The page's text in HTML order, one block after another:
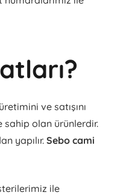
ve satışını
sahip olan ürünlerdir.
yapılır.Sebo cami
ile